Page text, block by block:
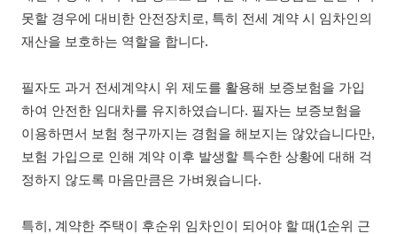
못할 경우에 대비한 안전장치로, 특히 전세 계약 시 임차인의
재산을 보호하는 역할을 합니다.
필자도 과거 전세계약시 위 제도를 활용해 보증보험을 가입
하여 안전한 임대차를 유지하였습니다. 필자는 보증보험을
이용하면서 보험 청구까지는 경험을 해보지는 않았습니다만,
보험 가입으로 인해 계약 이후 발생할 특수한 상황에 대해 걱
정하지 않도록 마음만큼은 가벼웠습니다.
특히, 계약한 주택이 후순위 임차인이 되어야 할 때(1순위 근